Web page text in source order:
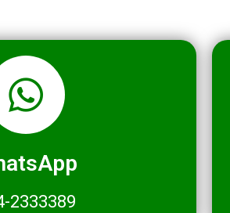
2333389